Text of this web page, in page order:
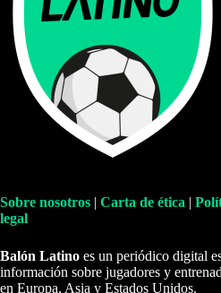
Sobre nosotros | Carta de ética |
legal
Balón Latino es un periódico digital
información sobre jugadores y
en Europa, Asia y Estados Unidos.